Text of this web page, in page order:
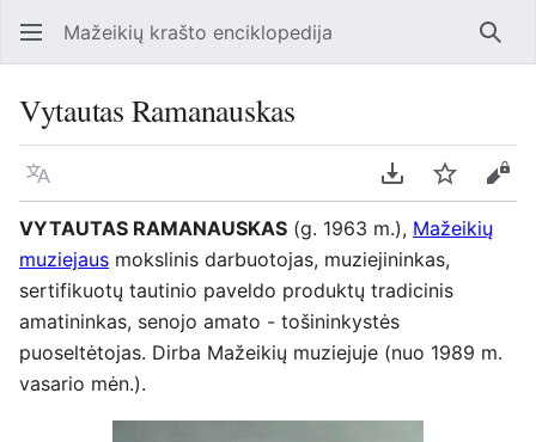
Mažeikių krašto enciklopedija
Vytautas Ramanauskas
Kalba Parsisiųsti kaip
Stebėti
VYTAUTAS RAMANAUSKAS (g. 1963 m.), Mažeikių
muziejaus mokslinis darbuotojas, muziejininkas,
sertifikuotų tautinio paveldo produktų tradicinis
amatininkas, senojo amato - tošininkystės
puoseltėtojas. Dirba Mažeikių muziejuje (nuo 1989 m.
vasario mėn.).